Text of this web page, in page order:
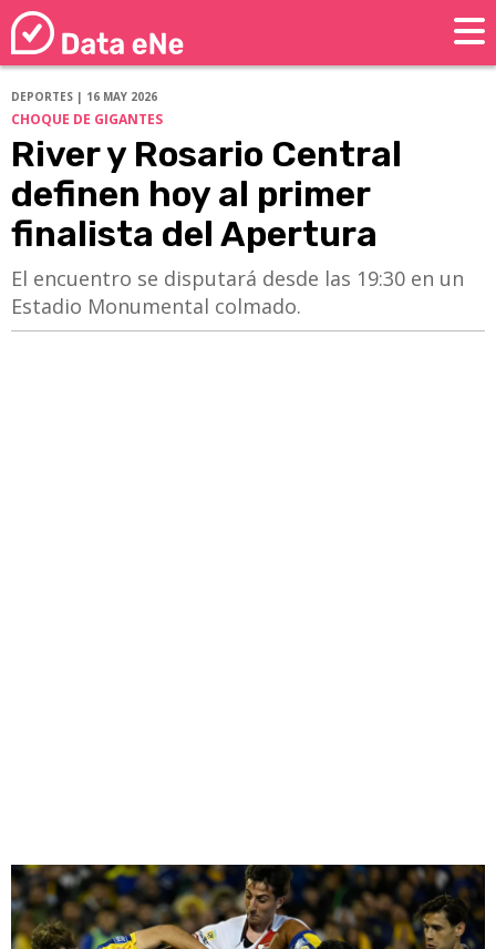
DEPORTES | 16 MAY 2026
CHOQUE DE GIGANTES
River y Rosario Central
definen hoy al primer
finalista del Apertura
El encuentro se disputará desde las 19:30 en un
Estadio Monumental colmado.